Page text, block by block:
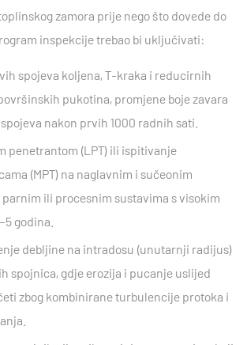
zamora prije nego što dovede do
inspekcije trebao bi uključivati:
spojeva koljena, T-kraka i reducirnih
pukotina, promjene boje zavara
nakon prvih 1000 radnih sati.
penetrantom (LPT) ili ispitivanje
(MPT) na naglavnim i sučeonim
ili procesnim sustavima s visokim
godina.
debljine na intradosu (unutarnji radijus)
spojnica, gdje erozija i pucanje uslijed
zbog kombinirane turbulencije protoka i